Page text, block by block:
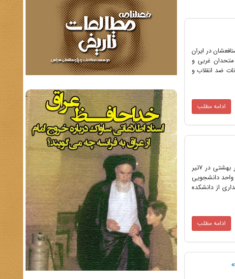
در ایران
غربی و
ضد انقلاب و
ادامه مطلب
اسامی شهدایی که در فاجعه انفجار دفتر مرکزی حزب جمهوری اسلامی در سرچشمه تهران همراه با شهید مظلوم دکتر بهشتی در 7تیر
آقا زمانی سال تولد: 1331 سمت: سرپرست واحد دانشجویی
از دانشکده
ادامه مطلب